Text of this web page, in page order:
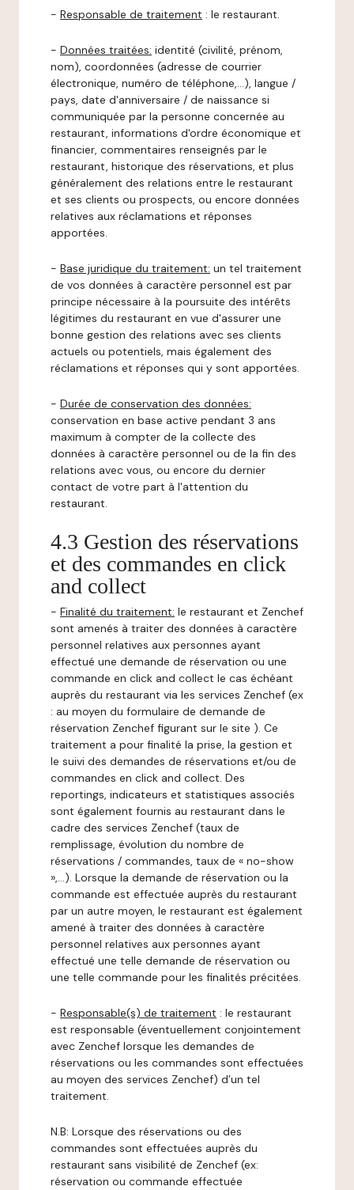
- Responsable de traitement : le restaurant.
- Données traitées: identité (civilité, prénom,
nom), coordonnées (adresse de courrier
électronique, numéro de téléphone,…), langue /
pays, date d'anniversaire / de naissance si
communiquée par la personne concernée au
restaurant, informations d'ordre économique et
financier, commentaires renseignés par le
restaurant, historique des réservations, et plus
généralement des relations entre le restaurant
et ses clients ou prospects, ou encore données
relatives aux réclamations et réponses
apportées.
- Base juridique du traitement: un tel traitement
de vos données à caractère personnel est par
principe nécessaire à la poursuite des intérêts
légitimes du restaurant en vue d'assurer une
bonne gestion des relations avec ses clients
actuels ou potentiels, mais également des
réclamations et réponses qui y sont apportées.
- Durée de conservation des données:
conservation en base active pendant 3 ans
maximum à compter de la collecte des
données à caractère personnel ou de la fin des
relations avec vous, ou encore du dernier
contact de votre part à l'attention du
restaurant.
4.3 Gestion des réservations
et des commandes en click
and collect
- Finalité du traitement: le restaurant et Zenchef
sont amenés à traiter des données à caractère
personnel relatives aux personnes ayant
effectué une demande de réservation ou une
commande en click and collect le cas échéant
auprès du restaurant via les services Zenchef (ex
: au moyen du formulaire de demande de
réservation Zenchef figurant sur le site ). Ce
traitement a pour finalité la prise, la gestion et
le suivi des demandes de réservations et/ou de
commandes en click and collect. Des
reportings, indicateurs et statistiques associés
sont également fournis au restaurant dans le
cadre des services Zenchef (taux de
remplissage, évolution du nombre de
réservations / commandes, taux de « no-show
»,…). Lorsque la demande de réservation ou la
commande est effectuée auprès du restaurant
par un autre moyen, le restaurant est également
amené à traiter des données à caractère
personnel relatives aux personnes ayant
effectué une telle demande de réservation ou
une telle commande pour les finalités précitées.
- Responsable(s) de traitement : le restaurant
est responsable (éventuellement conjointement
avec Zenchef lorsque les demandes de
réservations ou les commandes sont effectuées
au moyen des services Zenchef) d’un tel
traitement.
N.B: Lorsque des réservations ou des
commandes sont effectuées auprès du
restaurant sans visibilité de Zenchef (ex:
réservation ou commande effectuée